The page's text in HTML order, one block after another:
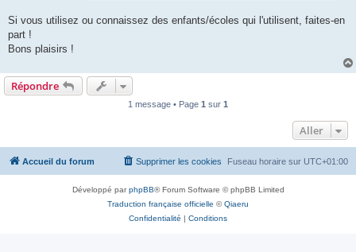
Si vous utilisez ou connaissez des enfants/écoles qui l'utilisent, faites-en
part !
Bons plaisirs !
Répondre
1 message • Page 1 sur 1
Aller
Accueil du forum Fuseau horaire sur UTC+01:00
Supprimer les cookies
Développé parphpBB® Forum Software © phpBB Limited
Traduction française officielle ©Qiaeru
Confidentialité | Conditions